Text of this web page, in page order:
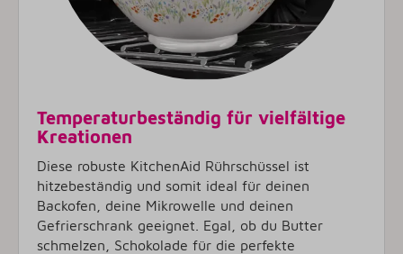
Temperaturbeständig für vielfältige
Kreationen
Diese robuste KitchenAid Rührschüssel ist
hitzebeständig und somit ideal für deinen
Backofen, deine Mikrowelle und deinen
Gefrierschrank geeignet. Egal, ob du Butter
schmelzen, Schokolade für die perfekte